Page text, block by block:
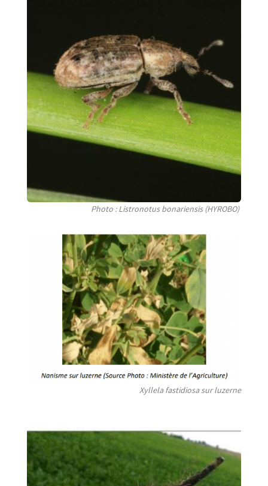
Photo : Listronotus bonariensis (HYROBO)
Xyllela fastidiosa sur luzerne